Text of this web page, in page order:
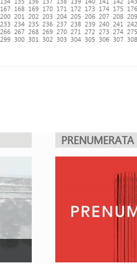
167 168 169 170 171 172 173 174 175 176
200 201 202 203 204 205 206 207 208 209
233 234 235 236 237 238 239 240 241 242
266 267 268 269 270 271 272 273 274 275
299 300 301 302 303 304 305 306 307 308
PRENUMERATA